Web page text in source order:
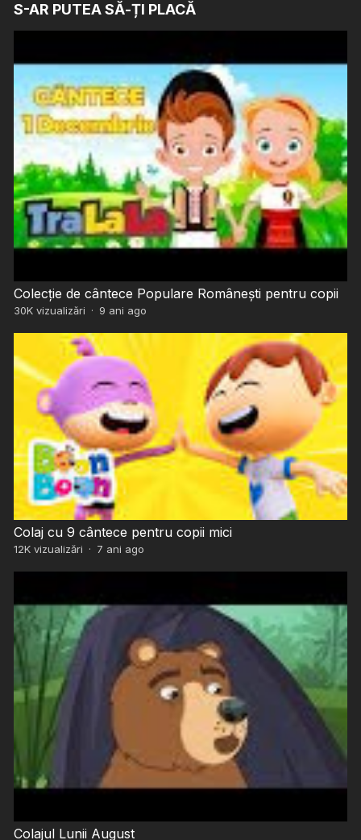
S-AR PUTEA SĂ-ȚI PLACĂ
Colecție de cântece Populare Românești pentru copii
30Kvizualizări · 9 ani ago
Colaj cu 9 cântece pentru copii mici
12Kvizualizări · 7 ani ago
Colajul Lunii August